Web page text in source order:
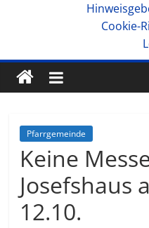
Cookie-
Pfarrgemeinde
Keine
Josefshaus
12.10.